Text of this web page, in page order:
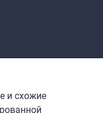
и схожие